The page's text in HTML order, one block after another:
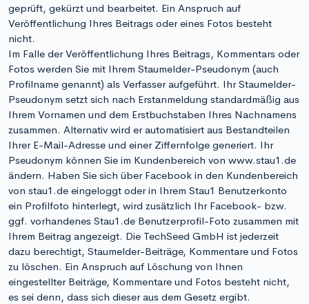
geprüft, gekürzt und bearbeitet. Ein Anspruch auf
Veröffentlichung Ihres Beitrags oder eines Fotos besteht
nicht.
Im Falle der Veröffentlichung Ihres Beitrags, Kommentars oder
Fotos werden Sie mit Ihrem Staumelder-Pseudonym (auch
Profilname genannt) als Verfasser aufgeführt. Ihr Staumelder-
Pseudonym setzt sich nach Erstanmeldung standardmäßig aus
Ihrem Vornamen und dem Erstbuchstaben Ihres Nachnamens
zusammen. Alternativ wird er automatisiert aus Bestandteilen
Ihrer E-Mail-Adresse und einer Ziffernfolge generiert. Ihr
Pseudonym können Sie im Kundenbereich von www.stau1.de
ändern. Haben Sie sich über Facebook in den Kundenbereich
von stau1.de eingeloggt oder in Ihrem Stau1 Benutzerkonto
ein Profilfoto hinterlegt, wird zusätzlich Ihr Facebook- bzw.
ggf. vorhandenes Stau1.de Benutzerprofil-Foto zusammen mit
Ihrem Beitrag angezeigt. Die TechSeed GmbH ist jederzeit
dazu berechtigt, Staumelder-Beiträge, Kommentare und Fotos
zu löschen. Ein Anspruch auf Löschung von Ihnen
eingestellter Beiträge, Kommentare und Fotos besteht nicht,
es sei denn, dass sich dieser aus dem Gesetz ergibt.